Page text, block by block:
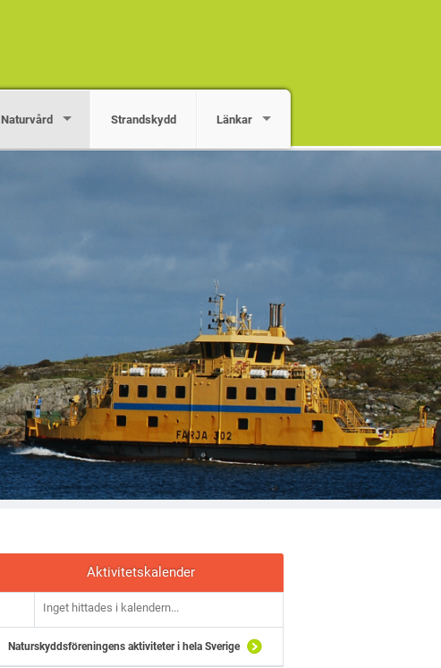
Naturvård Strandskydd Länkar
Aktivitetskalender
Inget hittades i kalendern...
Naturskyddsföreningens aktiviteter i hela Sverige